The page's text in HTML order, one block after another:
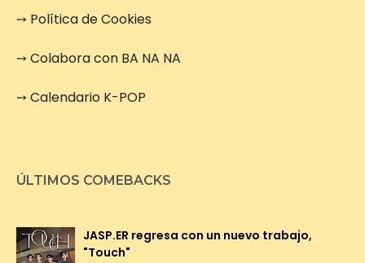
➙ Política de Cookies
➙Colabora con BA NA NA
➙Calendario K-POP
ÚLTIMOS COMEBACKS
JASP.ER regresa con un nuevo trabajo,
"Touch"